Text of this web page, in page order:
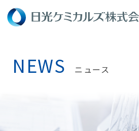
NEWS ニュース